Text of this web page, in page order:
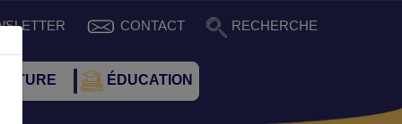
CONTACT RECHERCHE
ÉDUCATION